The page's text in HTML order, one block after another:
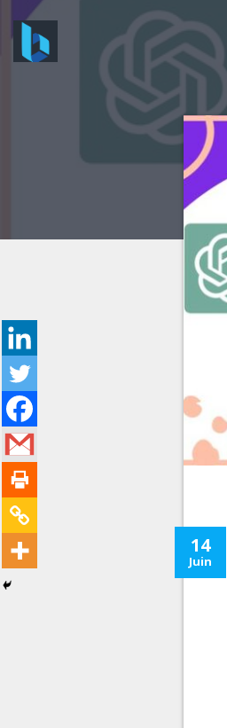
14
Juin